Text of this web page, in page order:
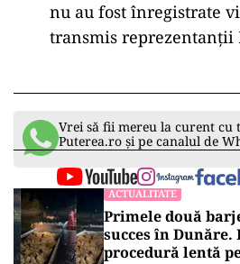
nu au fost înregistrate
transmis reprezentanții
Vrei să fii mereu la curent cu
Puterea.ro și pe canalul de
ACTUALITATE
Primele două
succes în Dunăre.
procedură lentă